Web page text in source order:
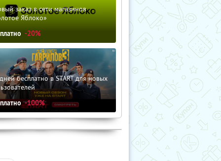
заказ в сети магазинов
Яблоко»
-20%
бесплатно в START для новых
-100%